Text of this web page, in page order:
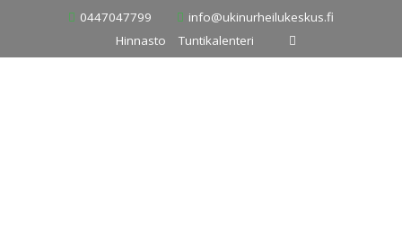
content
0447047799
info@ukinurheilukeskus.fi
Hinnasto
Tuntikalenteri